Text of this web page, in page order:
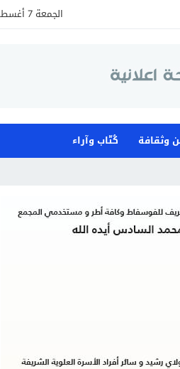
الجمعة 7 أغسطس 2026 - 8:31 صباحًا
وثقافة
كُتّاب وآراء